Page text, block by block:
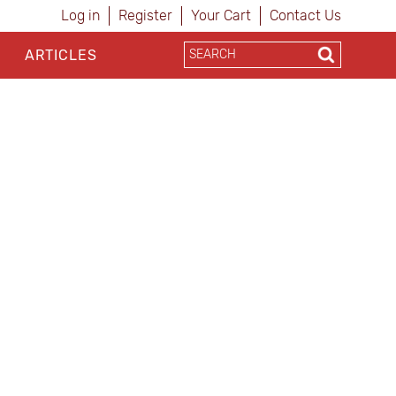
Log in Register Your Cart Contact Us
ARTICLES